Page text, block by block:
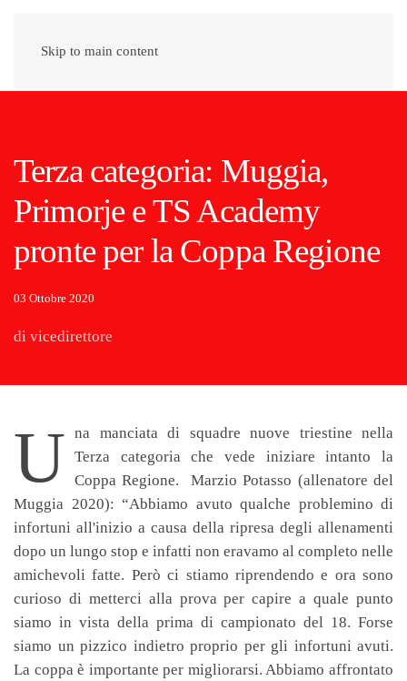
Skip to main content
Terza categoria: Muggia,
Primorje e TS Academy
pronte per la Coppa Regione
03 Ottobre 2020
di vicedirettore
U na manciata di squadre nuove triestine nella
Terza categoria che vede iniziare intanto la
Coppa Regione. Marzio Potasso (allenatore del
Muggia 2020): “Abbiamo avuto qualche problemino di
infortuni all'inizio a causa della ripresa degli allenamenti
dopo un lungo stop e infatti non eravamo al completo nelle
amichevoli fatte. Però ci stiamo riprendendo e ora sono
curioso di metterci alla prova per capire a quale punto
siamo in vista della prima di campionato del 18. Forse
siamo un pizzico indietro proprio per gli infortuni avuti.
La coppa è importante per migliorarsi. Abbiamo affrontato